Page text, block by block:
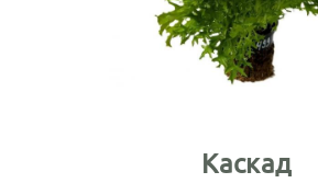
Каскад